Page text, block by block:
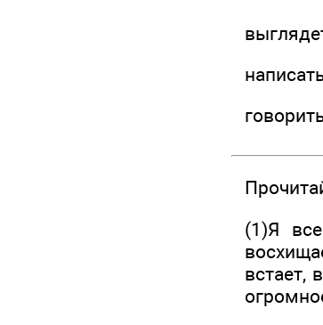
(1)Я
встает,